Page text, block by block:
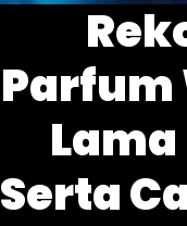
Parfum
Serta